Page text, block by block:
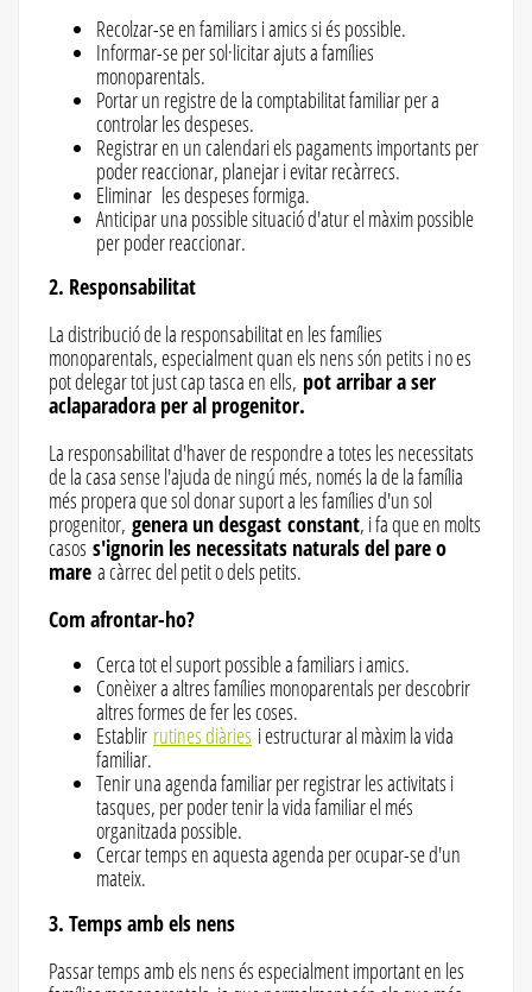
Recolzar-se en familiars i amics si és possible.
Informar-se per sol·licitar ajuts a famílies
monoparentals.
Portar un registre de la comptabilitat familiar per a
controlar les despeses.
Registrar en un calendari els pagaments importants per
poder reaccionar, planejar i evitar recàrrecs.
Eliminar les despeses formiga.
Anticipar una possible situació d'atur el màxim possible
per poder reaccionar.
2. Responsabilitat
La distribució de la responsabilitat en les famílies
monoparentals, especialment quan els nens són petits i no es
pot delegar tot just cap tasca en ells, pot arribar a ser
aclaparadora per al progenitor.
La responsabilitat d'haver de respondre a totes les necessitats
de la casa sense l'ajuda de ningú més, només la de la família
més propera que sol donar suport a les famílies d'un sol
progenitor, genera un desgast constant, i fa que en molts
casos s'ignorin les necessitats naturals del pare o
mare a càrrec del petit o dels petits.
Com afrontar-ho?
Cerca tot el suport possible a familiars i amics.
Conèixer a altres famílies monoparentals per descobrir
altres formes de fer les coses.
Establir rutines diàries i estructurar al màxim la vida
familiar.
Tenir una agenda familiar per registrar les activitats i
tasques, per poder tenir la vida familiar el més
organitzada possible.
Cercar temps en aquesta agenda per ocupar-se d'un
mateix.
3. Temps amb els nens
Passar temps amb els nens és especialment important en les